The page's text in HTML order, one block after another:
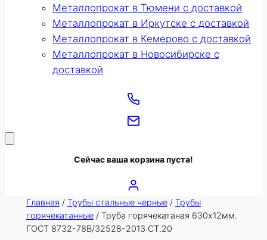
Металлопрокат в Тюмени с доставкой
Металлопрокат в Иркутске с доставкой
Металлопрокат в Кемерово с доставкой
Металлопрокат в Новосибирске с
доставкой
Сейчас ваша корзина пуста!
Главная / Трубы стальные черные/ Трубы
горячекатанные/ Труба горячекатаная 630х12мм.
ГОСТ 8732-78В/32528-2013 СТ.20